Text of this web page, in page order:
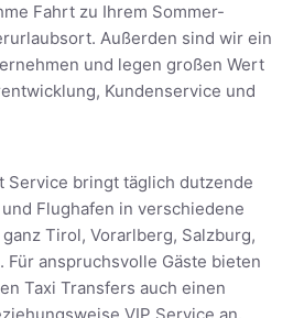
Fahrt zu Ihrem Sommer-
Außerden sind wir ein
und legen großen Wert
Kundenservice und
Service bringt täglich dutzende
Flughafen in verschiedene
Tirol, Vorarlberg, Salzburg,
Für anspruchsvolle Gäste bieten
Taxi Transfers auch einen